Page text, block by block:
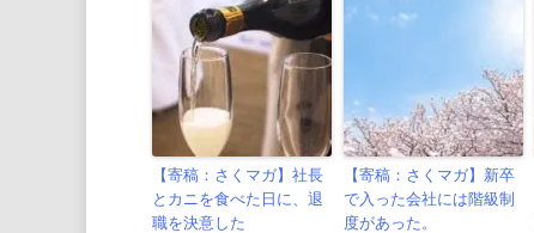
【寄稿：さくマガ】社長
とカニを食べた日に、退
職を決意した
【寄稿：さくマガ】新卒
で入った会社には階級制
度があった。